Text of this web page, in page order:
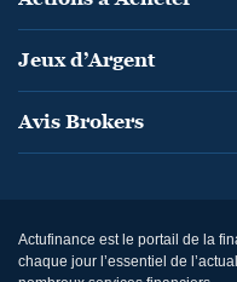
Jeux d’Argent
Avis Brokers
Actufinance est le portail de la
chaque jour l’essentiel de